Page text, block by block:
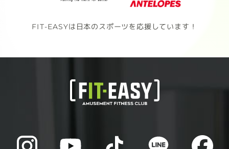
FIT-EASYは日本のスポーツを応援しています！